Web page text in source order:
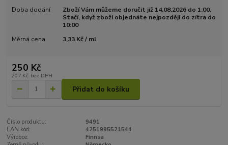
Doba dodání
Zboží Vám můžeme doručit již 14.08.2026 do 1:00.
Stačí, když zboží objednáte nejpozději do zítra do
10:00
Měrná cena
3,33 Kč / ml
250 Kč
207 Kč bez DPH
Přidat do košíku
Číslo produktu:
9491
EAN kód:
4251995521544
Výrobce:
Finnsa